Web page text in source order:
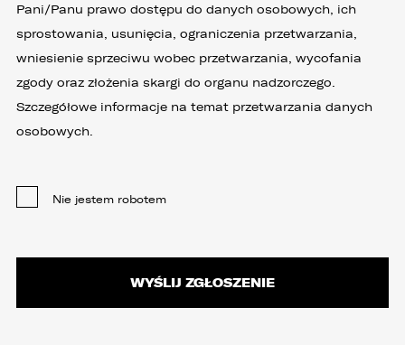
Pani/Panu prawo dostępu do danych osobowych, ich
sprostowania, usunięcia, ograniczenia przetwarzania,
wniesienie sprzeciwu wobec przetwarzania, wycofania
zgody oraz złożenia skargi do organu nadzorczego.
Szczegółowe informacje na temat przetwarzania danych
osobowych.
Nie jestem robotem